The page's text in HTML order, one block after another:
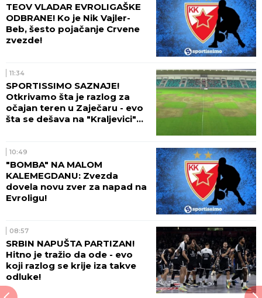
TEOV VLADAR EVROLIGAŠKE
ODBRANE! Ko je Nik Vajler-
Beb, šesto pojačanje Crvene
zvezde!
11:34
SPORTISSIMO SAZNAJE!
Otkrivamo šta je razlog za
očajan teren u Zaječaru - evo
šta se dešava na "Kraljevici"
10:49
"BOMBA" NA MALOM
KALEMEGDANU: Zvezda
dovela novu zver za napad na
Evroligu!
08:57
SRBIN NAPUŠTA PARTIZAN!
Hitno je tražio da ode - evo
koji razlog se krije iza takve
odluke!